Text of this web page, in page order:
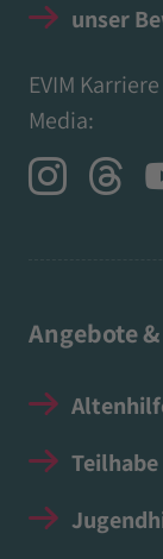
unser
EVIM
Media:
Angebote
Teilhabe